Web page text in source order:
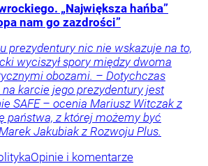
„Największa hańba”
nam go zazdrości”
prezydentury nic nie wskazuje na to,
wyciszył spory między dwoma
obozami. – Dotychczas
karcie jego prezydentury jest
SAFE – ocenia Mariusz Witczak z
państwa, z której możemy być
Jakubiak z Rozwoju Plus.
Opinie i komentarze